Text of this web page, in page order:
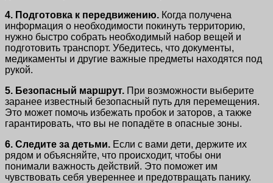
4. Подготовка к передвижению. Когда получена
информация о необходимости покинуть территорию,
нужно быстро собрать необходимый набор вещей и
подготовить транспорт. Убедитесь, что документы,
медикаменты и другие важные предметы находятся под
рукой.
5. Безопасный маршрут. При возможности выберите
заранее известный безопасный путь для перемещения.
Это может помочь избежать пробок и заторов, а также
гарантировать, что вы не попадёте в опасные зоны.
6. Следите за детьми. Если с вами дети, держите их
рядом и объясняйте, что происходит, чтобы они
понимали важность действий. Это поможет им
чувствовать себя увереннее и предотвращать панику.